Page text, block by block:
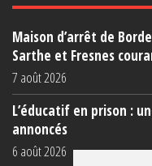
Maison d’arrêt de
Sarthe et Fresnes
7 août 2026
L’éducatif en prison :
annoncés
6 août 2026